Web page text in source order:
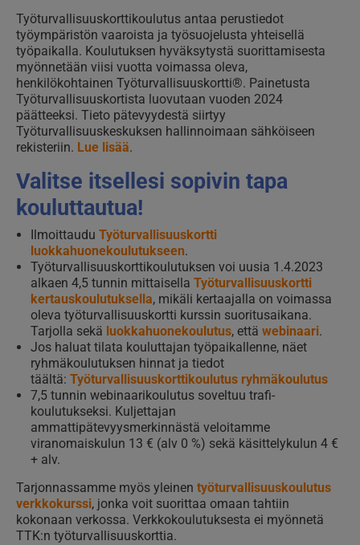
Työturvallisuuskorttikoulutus antaa perustiedot
työympäristön vaaroista ja työsuojelusta yhteisellä
työpaikalla. Koulutuksen hyväksytystä suorittamisesta
myönnetään viisi vuotta voimassa oleva,
henkilökohtainen Työturvallisuuskortti®. Painetusta
Työturvallisuuskortista luovutaan vuoden 2024
päätteeksi. Tieto pätevyydestä siirtyy
Työturvallisuuskeskuksen hallinnoimaan sähköiseen
rekisteriin. Lue lisää.
Valitse itsellesi sopivin tapa
kouluttautua!
Ilmoittaudu Työturvallisuuskortti
luokkahuonekoulutukseen.
Työturvallisuuskorttikoulutuksen voi uusia 1.4.2023
alkaen 4,5 tunnin mittaisella Työturvallisuuskortti
kertauskoulutuksella, mikäli kertaajalla on voimassa
oleva työturvallisuuskortti kurssin suoritusaikana.
Tarjolla sekä luokkahuonekoulutus, että webinaari.
Jos haluat tilata kouluttajan työpaikallenne, näet
ryhmäkoulutuksen hinnat ja tiedot
täältä: Työturvallisuuskorttikoulutus ryhmäkoulutus
7,5 tunnin webinaarikoulutus soveltuu trafi-
koulutukseksi. Kuljettajan
ammattipätevyysmerkinnästä veloitamme
viranomaiskulun 13 € (alv 0 %) sekä käsittelykulun 4 €
+ alv.
Tarjonnassamme myös yleinen työturvallisuuskoulutus
verkkokurssi, jonka voit suorittaa omaan tahtiin
kokonaan verkossa. Verkkokoulutuksesta ei myönnetä
TTK:n työturvallisuuskorttia.